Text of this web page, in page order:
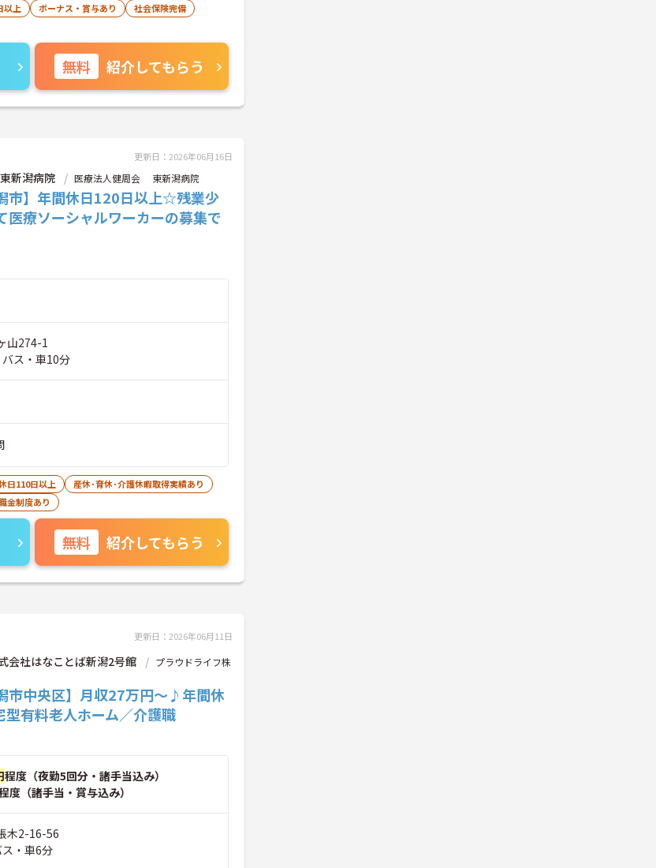
以上 ボーナス・賞与あり
社会保険完備
無料 紹介してもらう
更新日：2026年06月16日
新潟病院 医療法人健周会 東新潟病院
市】年間休日120日以上☆残業少
療ソーシャルワーカーの募集で
山274-1
ス・車10分
日110日以上
産休･育休･介護休暇取得実績あり
金制度あり
無料 紹介してもらう
更新日：2026年06月11日
会社はなことば新潟2号館
プラウドライフ株
市中央区】月収27万円～♪年間休
有料老人ホーム／介護職
程度（夜勤5回分・諸手当込み）
度（諸手当・賞与込み）
木2-16-56
・車6分